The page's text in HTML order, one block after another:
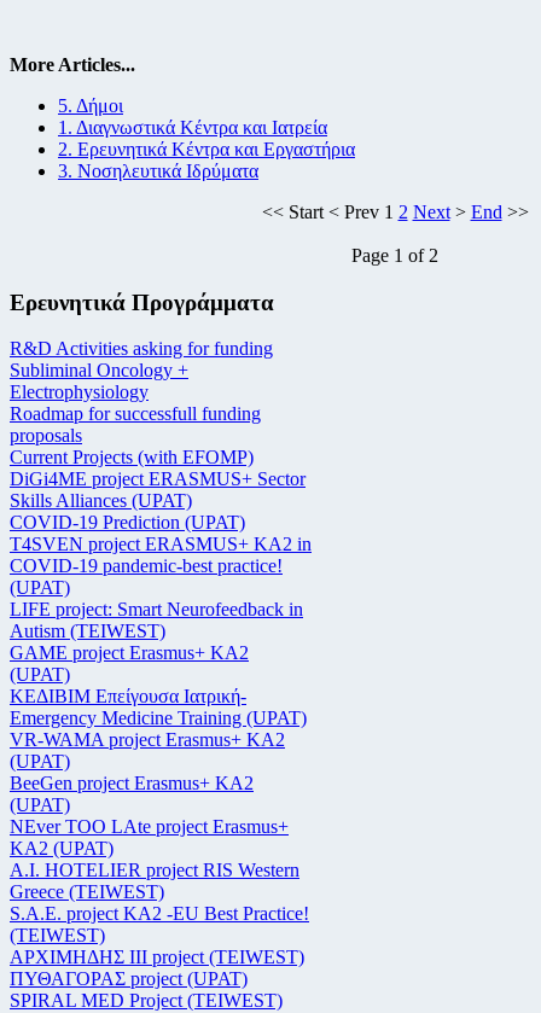
More Articles...
5. Δήμοι
1. Διαγνωστικά Κέντρα και Ιατρεία
2. Ερευνητικά Κέντρα και Εργαστήρια
3. Νοσηλευτικά Ιδρύματα
<< Start< Prev 1 2 Next> End >>
Page 1 of 2
Ερευνητικά Προγράμματα
R&D Activities asking for funding
Subliminal Oncology +
Electrophysiology
Roadmap for successfull funding
proposals
Current Projects (with EFOMP)
DiGi4ME project ERASMUS+ Sector
Skills Alliances (UPAT)
COVID-19 Prediction (UPAT)
T4SVEN project ERASMUS+ KA2 in
COVID-19 pandemic-best practice!
(UPAT)
LIFE project: Smart Neurofeedback in
Autism (TEIWEST)
GAME project Erasmus+ KA2
(UPAT)
ΚΕΔΙΒΙΜ Επείγουσα Ιατρική-
Emergency Medicine Training (UPAT)
VR-WAMA project Erasmus+ KA2
(UPAT)
BeeGen project Erasmus+ KA2
(UPAT)
NEver TOO LAte project Erasmus+
KA2 (UPAT)
Α.Ι. HOTELIER project RIS Western
Greece (TEIWEST)
S.A.E. project KA2 -EU Best Practice!
(TEIWEST)
ΑΡΧΙΜΗΔΗΣ ΙΙΙ project (TEIWEST)
ΠΥΘΑΓΟΡΑΣ project (UPAT)
SPIRAL MED Project (TEIWEST)